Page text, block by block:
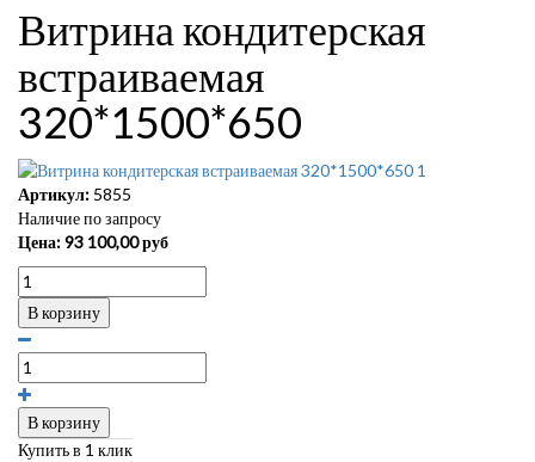
Витрина кондитерская
встраиваемая
320*1500*650
Артикул: 5855
Наличие по запросу
Цена:93 100,00руб
В корзину
В корзину
Купить в 1 клик